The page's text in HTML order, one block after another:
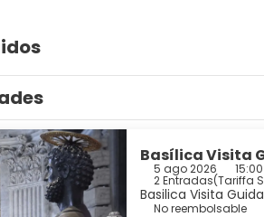
Basílica Visita
5 ago 2026 15:00
2 Entradas(Tariffa
Basilica Visita
No reembolsable